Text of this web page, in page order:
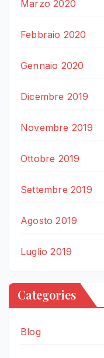
Marzo 2020
Febbraio 2020
Gennaio 2020
Dicembre 2019
Novembre 2019
Ottobre 2019
Settembre 2019
Agosto 2019
Luglio 2019
Categories
Blog